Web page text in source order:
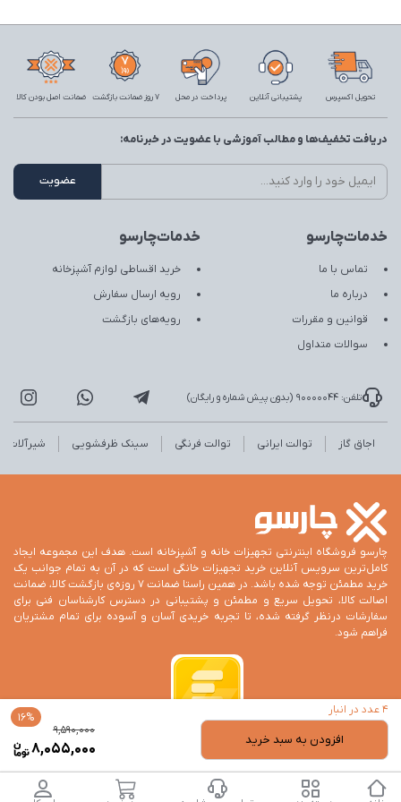
16%
9,590,000
8,055,000
4 عدد در انبار
افزودن به سبد خرید
تحویل اکسپرس پشتیبانی آنلاین پرداخت در محل 7 روز ضمانت بازگشت ضمانت اصل بودن کالا
خدمات‌چارسو
تماس با ما
درباره ما
قوانین و مقررات
سوالات متداول
خدمات‌چارسو
خرید اقساطی لوازم آشپزخانه
رویه ارسال سفارش
رویه‌های بازگشت
دریافت تخفیف‌ها و مطالب آموزشی با عضویت در خبرنامه:
تلفن: 90000044 (بدون پیش شماره و رایگان)
اجاق گاز توالت ایرانی توالت فرنگی سینک ظرفشویی شیرآلات
چارسو فروشگاه اینترنتی تجهیزات خانه و آشپزخانه است. هدف این مجموعه ایجاد
کامل‌ترین سرویس آنلاین خرید تجهیزات خانگی است که در آن به تمام جوانب یک
خرید مطمئن توجه شده باشد. در همین راستا ضمانت 7 روزه‌ی بازگشت کالا، ضمانت
اصالت کالا، تحویل سریع و مطمئن و پشتیبانی در دسترس کارشناسان فنی برای
سفارشات درنظر گرفته شده، تا تجربه خریدی آسان و آسوده برای تمام مشتریان
فراهم شود.
تمام حقوق این وب‌سایت برای فروشگاه اینترنتی چارسو است.